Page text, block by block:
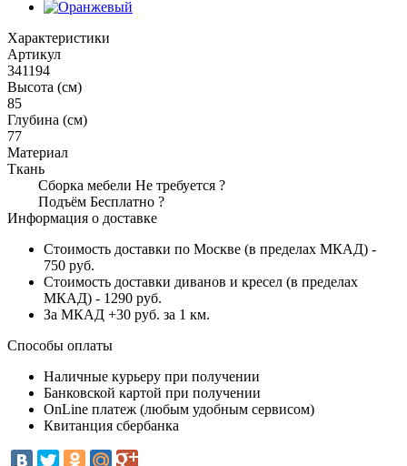
Характеристики
Артикул
341194
Высота (см)
85
Глубина (см)
77
Материал
Ткань
Сборка мебели Не требуется ?
Подъём Бесплатно ?
Информация о доставке
Стоимость доставки по Москве (в пределах МКАД) -
750 руб.
Стоимость доставки диванов и кресел (в пределах
МКАД) - 1290 руб.
За МКАД +30 руб. за 1 км.
Способы оплаты
Наличные курьеру при получении
Банковской картой при получении
OnLine платеж (любым удобным сервисом)
Квитанция сбербанка